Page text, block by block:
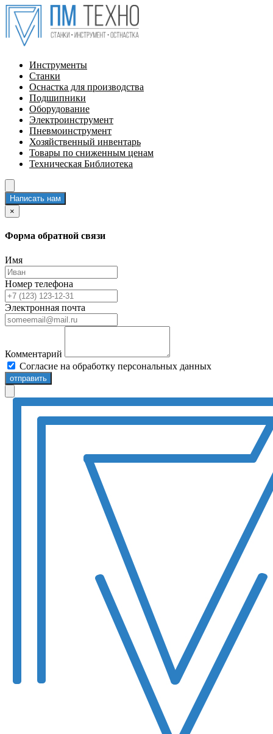
Инструменты
Станки
Оснастка для производства
Подшипники
Оборудование
Электроинструмент
Пневмоинструмент
Хозяйственный инвентарь
Товары по сниженным ценам
Техническая Библиотека
Написать нам
×
Форма обратной связи
Имя
Номер телефона
Электронная почта
Комментарий
Согласие на обработку персональных данных
отправить